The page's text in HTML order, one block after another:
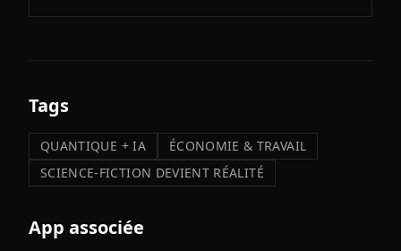
Tags
QUANTIQUE + IA
ÉCONOMIE & TRAVAIL
SCIENCE-FICTION DEVIENT RÉALITÉ
App associée